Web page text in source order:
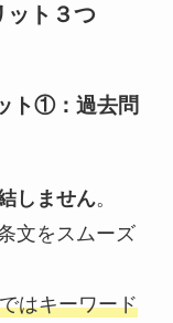
ット３つ
ト①：過去問
しません。
文をスムーズ
はキーワード